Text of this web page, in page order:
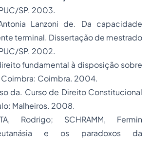
SP. 2003.
Lanzoni de. Da capacidade
terminal. Dissertação de mestrado
SP. 2002.
fundamental à disposição sobre
Coimbra. 2004.
da. Curso de Direito Constitucional
Malheiros. 2008.
Rodrigo; SCHRAMM, Fermin
e os paradoxos da